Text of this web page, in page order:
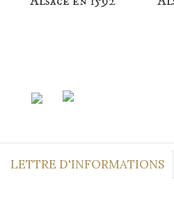
LETTRE D'INFORMATIONS